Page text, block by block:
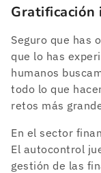
Seguro que has
que lo has
humanos
todo lo que
retos más
En el sector
El autocontrol
gestión de las